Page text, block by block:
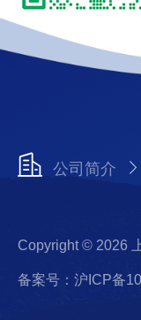
公司简介
Copyright © 2026
备案号：沪ICP备